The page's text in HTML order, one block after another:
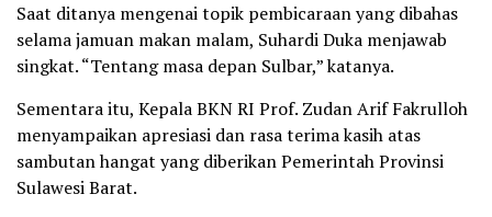
Saat ditanya mengenai topik pembicaraan yang dibahas
selama jamuan makan malam, Suhardi Duka menjawab
singkat. “Tentang masa depan Sulbar,” katanya.
Sementara itu, Kepala BKN RI Prof. Zudan Arif Fakrulloh
menyampaikan apresiasi dan rasa terima kasih atas
sambutan hangat yang diberikan Pemerintah Provinsi
Sulawesi Barat.